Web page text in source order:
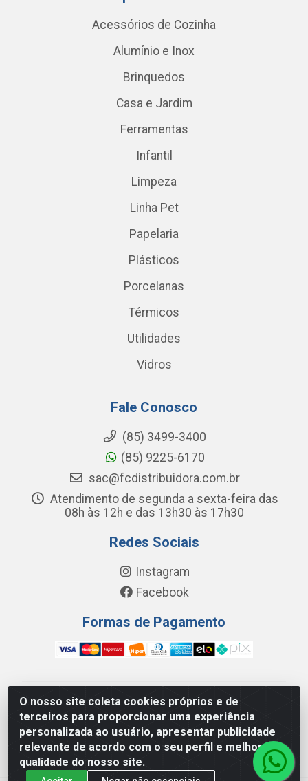
O nosso site coleta cookies próprios e de
terceiros para proporcionar uma experiência
personalizada ao usuário, apresentar publicidade
relevante de acordo com o seu perfil e melhorar a
qualidade do nosso site.
Acessórios de Cozinha
Alumínio e Inox
Brinquedos
Casa e Jardim
Ferramentas
Infantil
Limpeza
Linha Pet
Papelaria
Plásticos
Porcelanas
Térmicos
Utilidades
Vidros
Fale Conosco
(85) 3499-3400
(85) 9225-6170
sac@fcdistribuidora.com.br
Atendimento de segunda a sexta-feira das
08h às 12h e das 13h30 às 17h30
Redes Sociais
Instagram
Facebook
Formas de Pagamento
FC Distribuidora de Produtos Domésticos, Higiene e
Limpeza LTDA - Avenida Wilson Camurca, 2252, Letra H
- Distrito Industrial I, Maracanaú/CE - CEP 61.939-000 -
08.449.562/0001-29